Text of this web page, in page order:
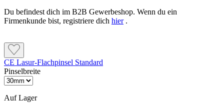
Eignung in eigener Verantwortung zu prüfen.
Du befindest dich im B2B Gewerbeshop. Wenn du ein
Firmenkunde bist, registriere dich hier.
CE Lasur-Flachpinsel Standard
Pinselbreite
Auf Lager